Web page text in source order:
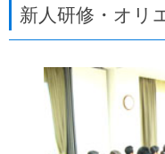
新人研修・オリ